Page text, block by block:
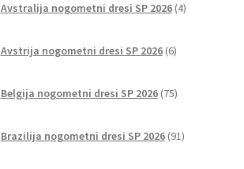
Avstralija nogometni dresi SP 2026 4izdelki
Avstrija nogometni dresi SP 2026 6izdelkov
Belgija nogometni dresi SP 2026 75izdelkov
Brazilija nogometni dresi SP 2026 91izdelkov